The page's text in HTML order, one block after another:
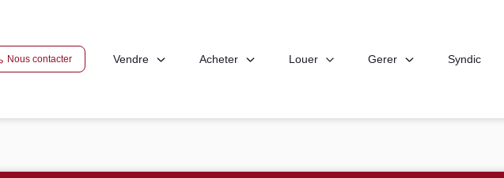
Nous contacter Vendre Acheter Louer Gerer Syndic